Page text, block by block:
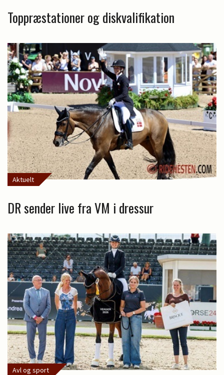
Toppræstationer og diskvalifikation
Aktuelt
DR sender live fra VM i dressur
Avl og sport